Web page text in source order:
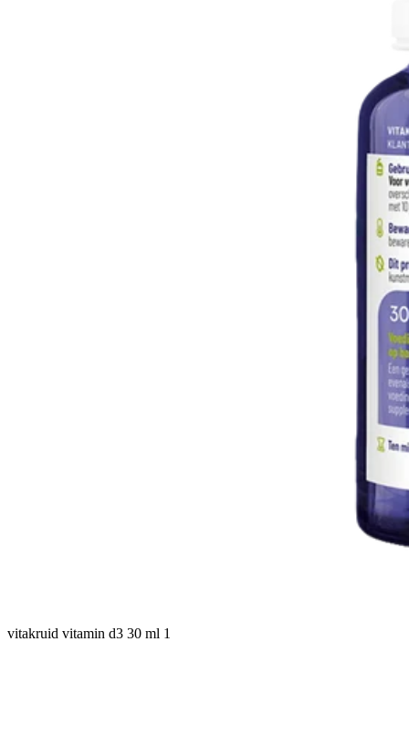
vitakruid vitamin d3 30 ml 1